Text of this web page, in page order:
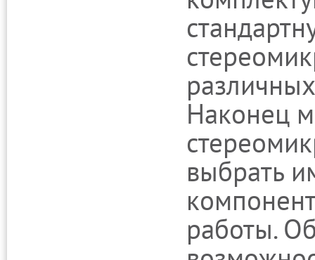
Наконец
выбрать
работы.